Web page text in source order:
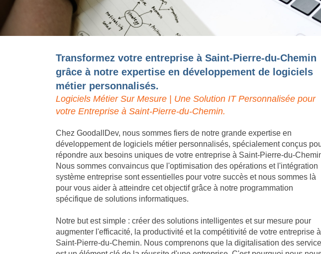
Transformez votre entreprise à Saint-Pierre-du-Chemin
grâce à notre expertise en développement de logiciels
métier personnalisés.
Logiciels Métier Sur Mesure | Une Solution IT Personnalisée pour
votre Entreprise à Saint-Pierre-du-Chemin.
Chez GoodallDev, nous sommes fiers de notre grande expertise en
développement de logiciels métier personnalisés, spécialement conçus
répondre aux besoins uniques de votre entreprise à Saint-Pierre-du-
Nous sommes convaincus que l'optimisation des opérations et l'intégration
système entreprise sont essentielles pour votre succès et nous sommes là
pour vous aider à atteindre cet objectif grâce à notre programmation
spécifique de solutions informatiques.
Notre but est simple : créer des solutions intelligentes et sur mesure pour
augmenter l'efficacité, la productivité et la compétitivité de votre entreprise à
Saint-Pierre-du-Chemin. Nous comprenons que la digitalisation des